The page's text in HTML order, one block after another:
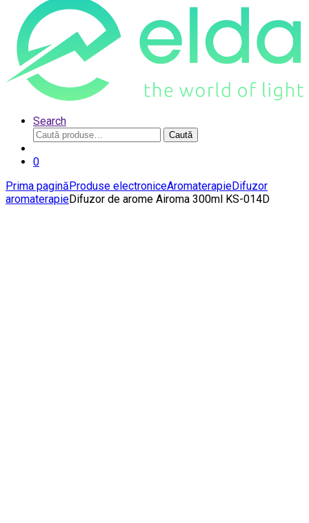
Search
Caută
după:
Caută
0
Prima paginăProduse electroniceAromaterapieDifuzor
aromaterapieDifuzor de arome Airoma 300ml KS-014D